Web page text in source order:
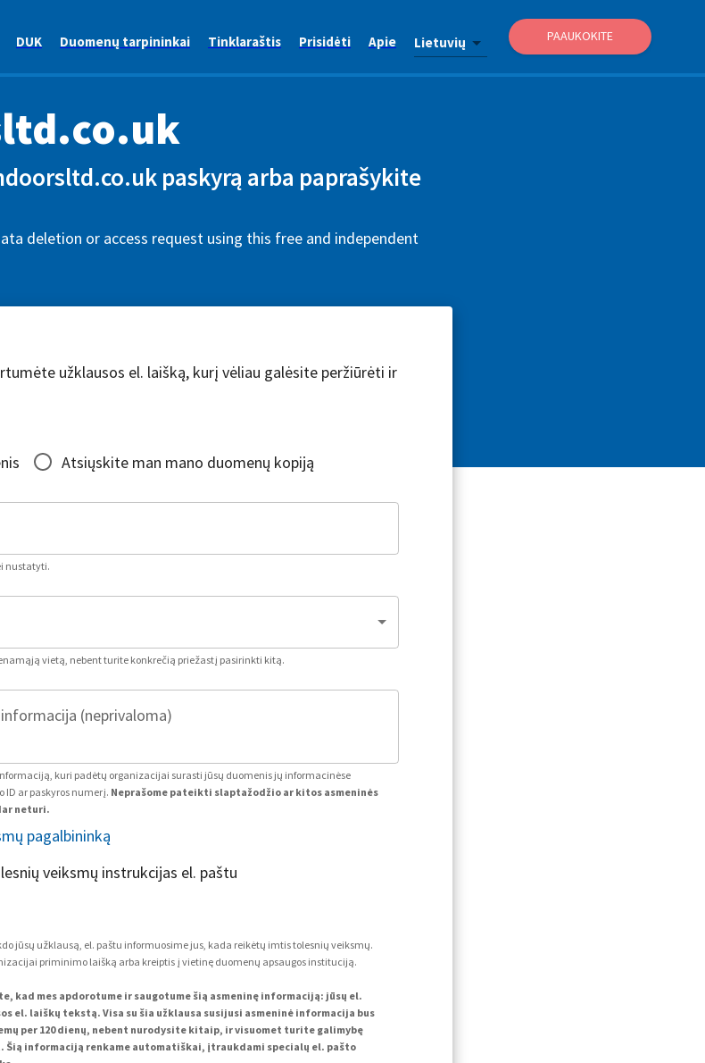
DUK Duomenų tarpininkai Tinklaraštis Prisidėti Apie Lietuvių PAAUKOKITE
paskyrą arba paprašykite
deletion or access request using this free and independent
užklausos el. laišką, kurį vėliau galėsite peržiūrėti ir
Atsiųskite man mano duomenų kopiją
nustatyti.
vietą, nebent turite konkrečią priežastį pasirinkti kitą.
(neprivaloma)
kuri padėtų organizacijai surasti jūsų duomenis jų informacinėse
ID ar paskyros numerį. Neprašome pateikti slaptažodžio ar kitos asmeninės
neturi.
pagalbininką
veiksmų instrukcijas el. paštu
jūsų užklausą, el. paštu informuosime jus, kada reikėtų imtis tolesnių veiksmų.
priminimo laišką arba kreiptis į vietinę duomenų apsaugos instituciją.
kad mes apdorotume ir saugotume šią asmeninę informaciją: jūsų el.
el. laiškų tekstą. Visa su šia užklausa susijusi asmeninė informacija bus
per 120 dienų, nebent nurodysite kitaip, ir visuomet turite galimybę
informaciją renkame automatiškai, įtraukdami specialų el. pašto